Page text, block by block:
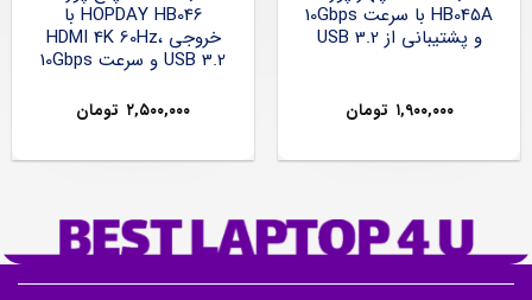
HB045A با سرعت 10Gbps
و پشتیبانی از USB 3.2
۱,۹۰۰,۰۰۰ تومان
HOPDAY HB046 با
خروجی HDMI 4K 60Hz،
USB 3.2 و سرعت 10Gbps
۲,۵۰۰,۰۰۰ تومان